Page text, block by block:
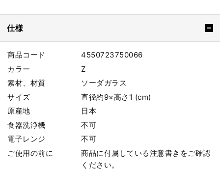
仕様
商品コード
4550723750066
カラー
Z
素材、材質
ソーダガラス
サイズ
直径約9×高さ1 (cm)
原産地
日本
食器洗浄機
不可
電子レンジ
不可
ご使用の前に
商品に付属している注意書きをご確認
ください。